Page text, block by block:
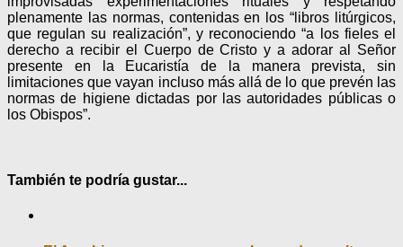
plenamente las normas, contenidas en los “libros litúrgicos,
que regulan su realización”, y reconociendo “a los fieles el
derecho a recibir el Cuerpo de Cristo y a adorar al Señor
presente en la Eucaristía de la manera prevista, sin
limitaciones que vayan incluso más allá de lo que prevén las
normas de higiene dictadas por las autoridades públicas o
los Obispos”.
También te podría gustar...